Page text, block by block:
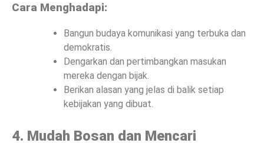
Cara Menghadapi:
Bangun budaya komunikasi yang terbuka dan
demokratis.
Dengarkan dan pertimbangkan masukan
mereka dengan bijak.
Berikan alasan yang jelas di balik setiap
kebijakan yang dibuat.
4. Mudah Bosan dan Mencari